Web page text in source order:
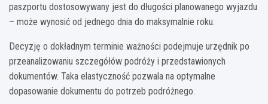
paszportu dostosowywany jest do długości planowanego wyjazdu
– może wynosić od jednego dnia do maksymalnie roku.
Decyzję o dokładnym terminie ważności podejmuje urzędnik po
przeanalizowaniu szczegółów podróży i przedstawionych
dokumentów. Taka elastyczność pozwala na optymalne
dopasowanie dokumentu do potrzeb podróżnego.